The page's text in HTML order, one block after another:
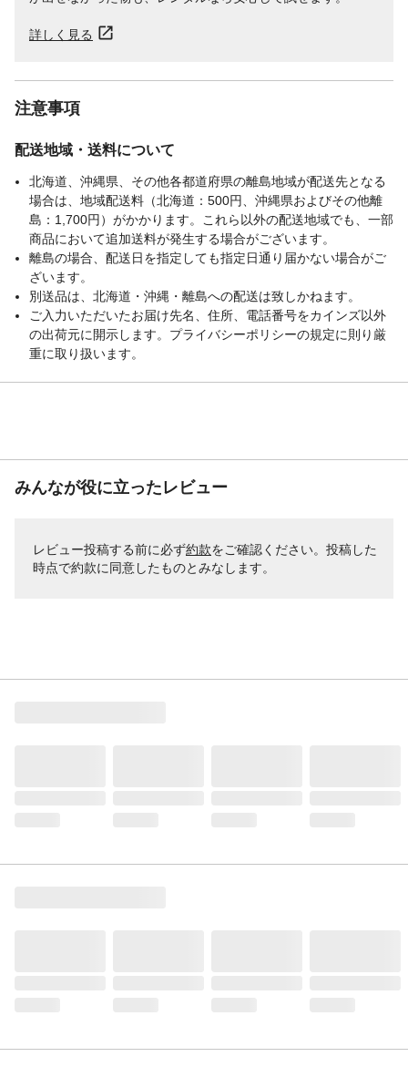
詳しく見る
注意事項
配送地域・送料について
北海道、沖縄県、その他各都道府県の離島地域が配送先となる
場合は、地域配送料（北海道：500円、沖縄県およびその他離
島：1,700円）がかかります。これら以外の配送地域でも、一部
商品において追加送料が発生する場合がございます。
離島の場合、配送日を指定しても指定日通り届かない場合がご
ざいます。
別送品は、北海道・沖縄・離島への配送は致しかねます。
ご入力いただいたお届け先名、住所、電話番号をカインズ以外
の出荷元に開示します。プライバシーポリシーの規定に則り厳
重に取り扱います。
みんなが役に立ったレビュー
レビュー投稿する前に必ず約款をご確認ください。投稿した
時点で約款に同意したものとみなします。